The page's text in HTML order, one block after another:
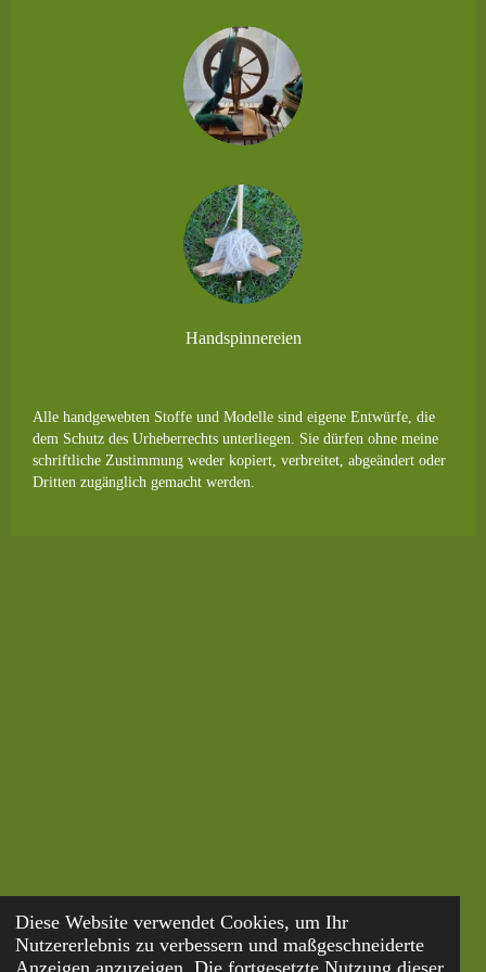
Diese Website verwendet Cookies, um Ihr
Nutzererlebnis zu verbessern und maßgeschneiderte
o
o
k
g
a
m
Handspinnereien
Alle handgewebten Stoffe und Modelle sind eigene Entwürfe, die
dem Schutz des Urheberrechts unterliegen. Sie dürfen ohne meine
schriftliche Zustimmung weder kopiert, verbreitet, abgeändert oder
Dritten zugänglich gemacht werden.